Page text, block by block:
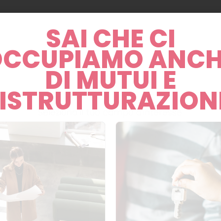
SAI CHE CI
DI MUTUI E
Seleziona il tuo campo d'interesse: